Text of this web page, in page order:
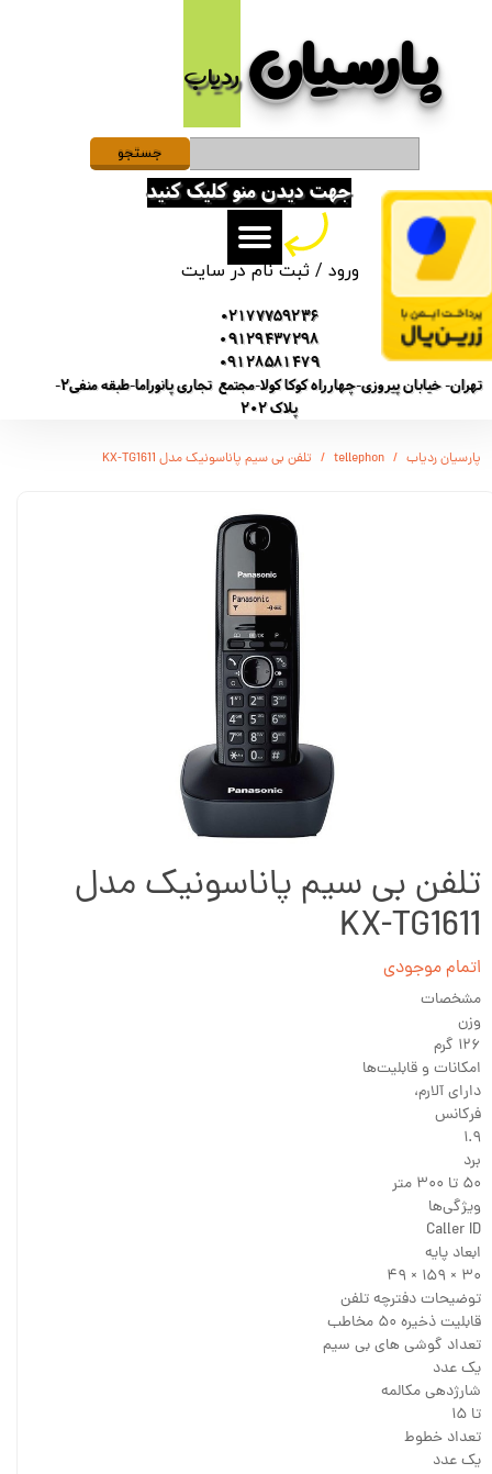
پارسیان​​​​​​​ردیاب
ورود /ثبت نام در سایت
حساب کاربری من
تغییر گذر واژه
سفارشات
خروج از حساب کاربری
02177759236
09129437298
09128581479
تهران- خیابان پیروزی-چهارراه کوکا کولا-مجتمع تجاری پانوراما-طبقه منفی2-
پلاک 202
جهت دیدن منو کلیک کنید
جستجو
پارسیان ردیاب tellephon تلفن بی سیم پاناسونیک مدل KX-TG1611
تلفن بی سیم پاناسونیک مدل
KX-TG1611
اتمام موجودی
مشخصات
وزن
۱۲۶ گرم
امکانات و قابلیت‌ها
دارای آلارم،
فرکانس
۱.۹
برد
۵۰ تا ۳۰۰ متر
ویژگی‌ها
Caller ID
ابعاد پایه
۳۰ × ۱۵۹ × ۴۹
توضیحات دفترچه تلفن
قابلیت ذخیره ۵۰ مخاطب
تعداد گوشی های بی سیم
یک عدد
شارژدهی مکالمه
تا ۱۵
تعداد خطوط
یک عدد